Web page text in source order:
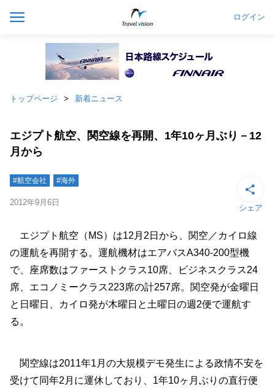
ログイン
トップページ 新着ニュース
エジプト航空、関空線を再開、1年10ヶ月ぶり－12
月から
#航空会社 #海外
2012年9月6日
シェア
エジプト航空（MS）は12月2日から、関空／カイロ線
の運航を再開する。運航機材はエアバスA340-200型機
で、座席数はファーストクラス10席、ビジネスクラス24
席、エコノミークラス223席の計257席。関空発が金曜日
と日曜日、カイロ発が木曜日と土曜日の週2便で運航す
る。
関空線は2011年1月の大規模デモ発生による政情不安を
受けて同年2月に運休しており、1年10ヶ月ぶりの直行便